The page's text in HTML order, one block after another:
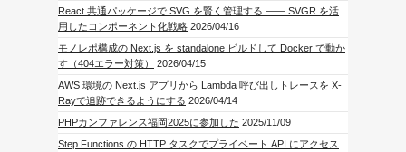
React 共通パッケージで SVG を賢く管理する —— SVGR を活
用したコンポーネント化戦略 2026/04/16
モノレポ構成の Next.js を standalone ビルドして Docker で動か
す（404エラー対策）
2026/04/15
AWS 環境の Next.js アプリから Lambda 呼び出しトレースを X-
Rayで追跡できるようにする 2026/04/14
PHPカンファレンス福岡2025に参加した 2025/11/09
Step Functions の HTTP タスクでプライベート API にアクセス